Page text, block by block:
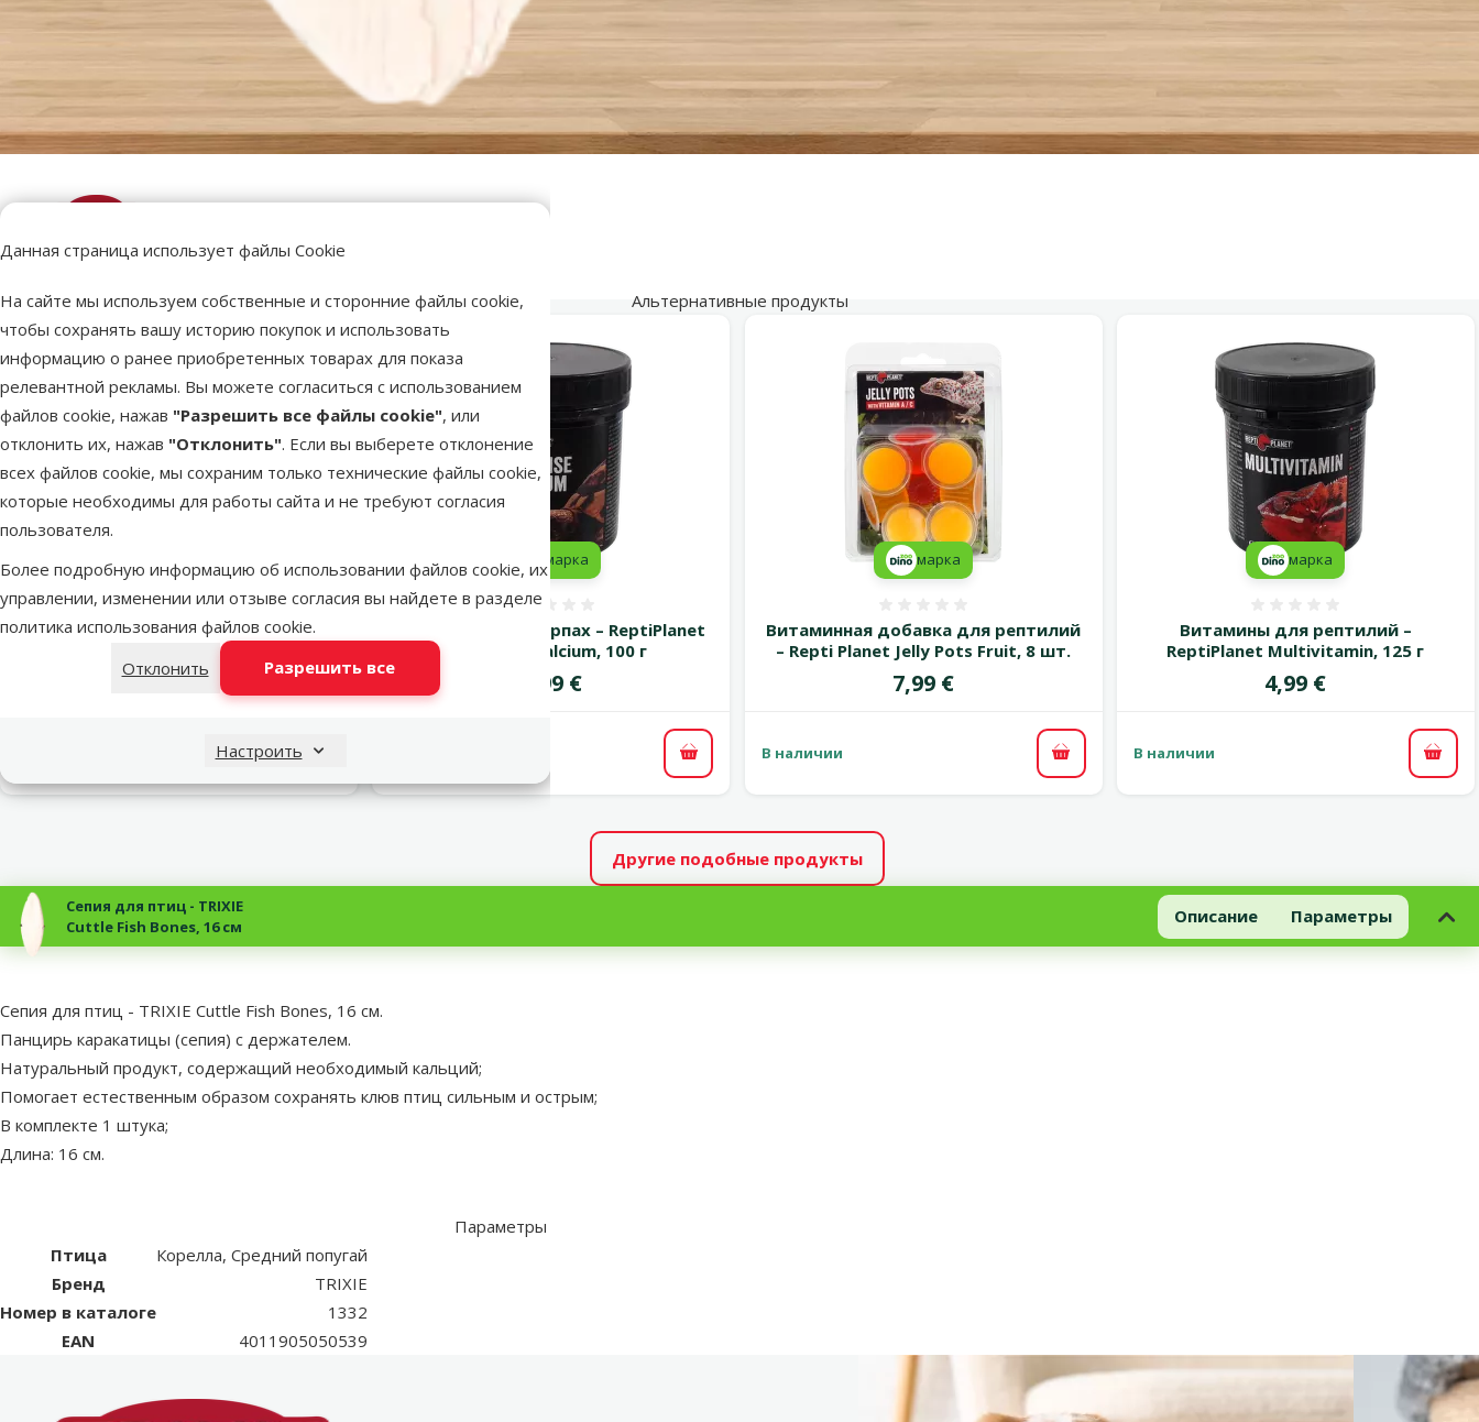
Данная страница использует файлы Cookie
На сайте мы используем собственные и сторонние файлы cookie,
чтобы сохранять вашу историю покупок и использовать
информацию о ранее приобретенных товарах для показа
релевантной рекламы. Вы можете согласиться с использованием
файлов cookie, нажав "Разрешить все файлы cookie", или
отклонить их, нажав "Отклонить". Если вы выберете отклонение
всех файлов cookie, мы сохраним только технические файлы cookie,
которые необходимы для работы сайта и не требуют согласия
пользователя.
Более подробную информацию об использовании файлов cookie, их
управлении, изменении или отзыве согласия вы найдете в разделе
политика использования файлов cookie.
Отклонить
Разрешить все
Настроить
Альтернативные продукты
Пищевая добавка для рептилий –
ReptiPlanet Insectivore diet, 75 г
Оценка 0%
Цена
5,99 €
марка
В корзину
Витамины для черпах – ReptiPlanet
Tortoise Calcium, 100 г
Цена
4,99 €
марка
В корзину
Витаминная добавка для рептилий
– Repti Planet Jelly Pots Fruit, 8 шт.
Цена
7,99 €
марка
В наличии В корзину
Витамины для рептилий –
ReptiPlanet Multivitamin, 125 г
Цена
4,99 €
марка
В наличии В
Другие подобные продукты
Сепия для птиц - TRIXIE
Cuttle Fish Bones, 16 см
Описание Параметры
superzoo.product.detail.content
Сепия для птиц - TRIXIE Cuttle Fish Bones, 16 см.
Панцирь каракатицы (сепия) с держателем.
Натуральный продукт, содержащий необходимый кальций;
Помогает естественным образом сохранять клюв птиц сильным и острым;
В комплекте 1 штука;
Длина: 16 см.
Параметры
Птица
Корелла, Средний попугай
Бренд
TRIXIE
Номер в каталоге
1332
EAN
4011905050539